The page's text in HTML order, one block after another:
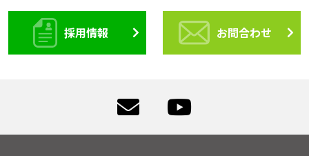
採用情報 お問合わせ